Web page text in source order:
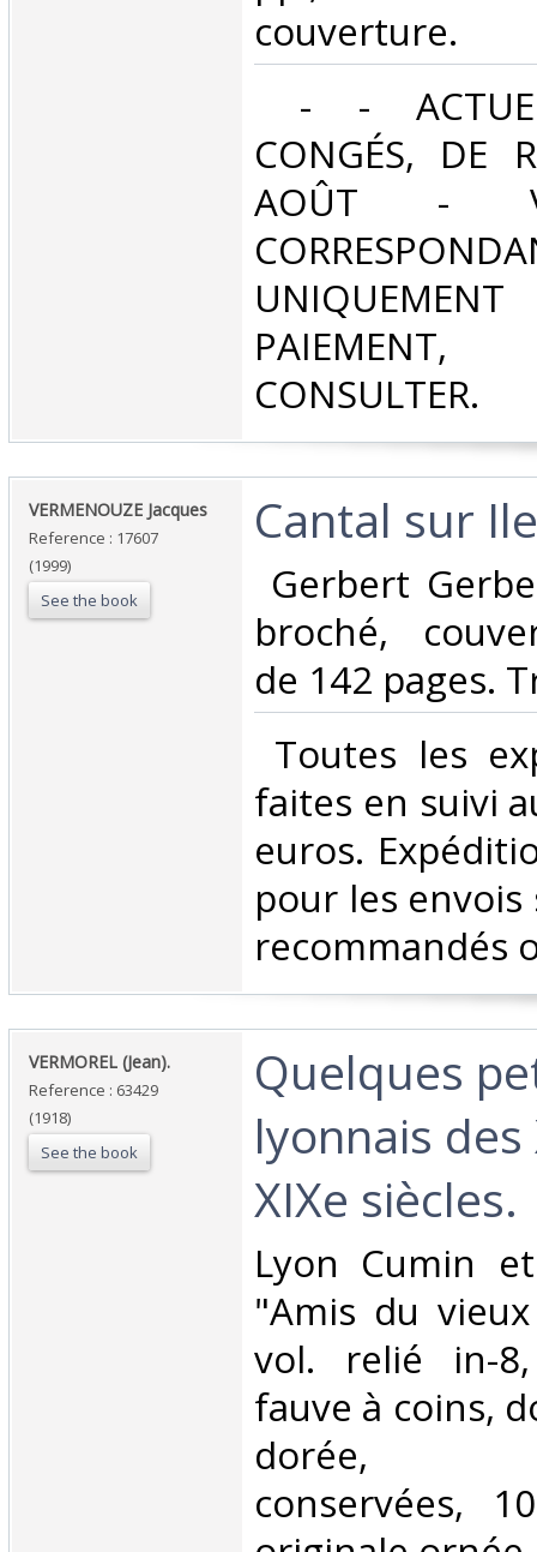
couverture.‎
- -
CONGÉS, DE
AOÛT -
CONSULTER.‎
‎VERMENOUZE Jacques ‎
Reference : 17607
(1999)
See the book
‎Cantal sur
Gerbert
broché,
de 142 pages.
Toutes les
faites en suivi
euros.
pour les envois
recommandés
‎VERMOREL (Jean).‎
Reference : 63429
(1918)
See the book
‎Quelques
lyonnais des
XIXe siècles.‎
‎Lyon Cumin
"Amis du
vol. relié in-8,
fauve à coins,
dorée,
conservées,